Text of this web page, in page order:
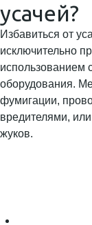
усачей?
Избавиться от
исключительно
использованием
оборудования.
фумигации,
вредителями,
жуков.